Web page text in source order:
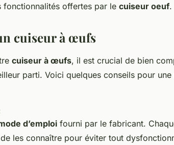
offertes par le cuiseur oeuf.
cuiseur à œufs
cuiseur à œufs, il est crucial de bien
parti. Voici quelques conseils pour une
d’emploi fourni par le fabricant.
les connaître pour éviter tout